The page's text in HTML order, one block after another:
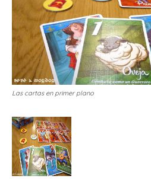
Las cartas en primer plano